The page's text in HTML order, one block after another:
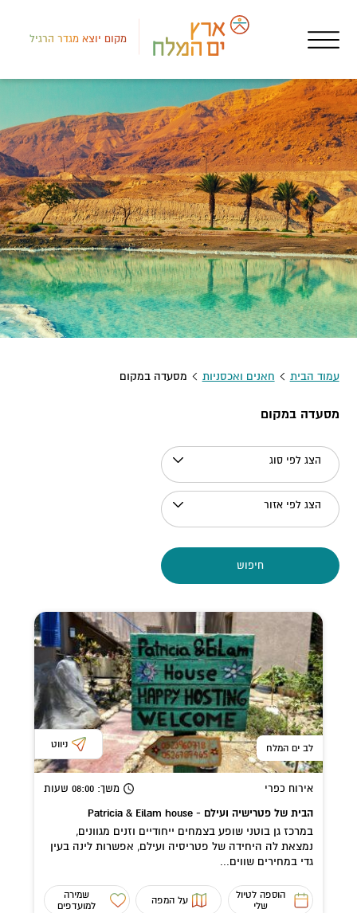
מקום יוצא מגדר הרגיל
עמוד הבית חאנים ואכסניות מסעדה במקום
מסעדה במקום
הצג לפי סוג
הצג לפי אזור
חיפוש
לב ים המלח ניווט
אירוח כפרי משך: 08:00 שעות
הבית של פטרישיה ועילם - Patricia & Eilam house
במרכז גן בוטני שופע בצמחים ייחודיים וזנים מגוונים,
נמצאת לה היחידה של פטריסיה ועילם, אפשרות לינה בעין
גדי במחירים שווים...
הוספה לטיול
שלי
על המפה
שמירה
למועדפים